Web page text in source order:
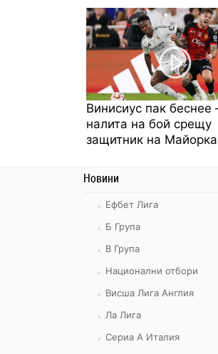
Винисиус пак беснее
налита на бой срещу
защитник на Майорка
Новини
Ефбет Лига
Б Група
В Група
Национални отбори
Висша Лига Англия
Ла Лига
Сериа А Италия